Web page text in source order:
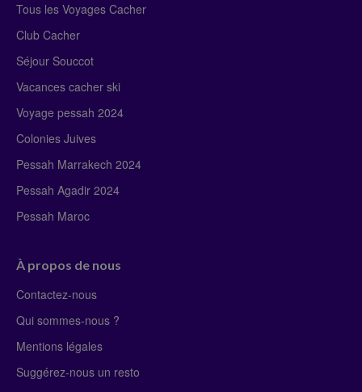
Tous les Voyages Cacher
Club Cacher
Séjour Souccot
Vacances cacher ski
Voyage pessah 2024
Colonies Juives
Pessah Marrakech 2024
Pessah Agadir 2024
Pessah Maroc
À propos de nous
Contactez-nous
Qui sommes-nous ?
Mentions légales
Suggérez-nous un resto